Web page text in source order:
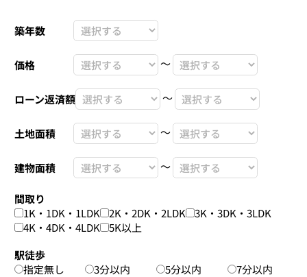
築年数
価格 〜
ローン返済額 〜
土地面積 〜
建物面積 〜
間取り
1K・1DK・1LDK
2K・2DK・2LDK
3K・3DK・3LDK
4K・4DK・4LDK
5K以上
駅徒歩
指定無し
3分以内 5分以内
7分以内